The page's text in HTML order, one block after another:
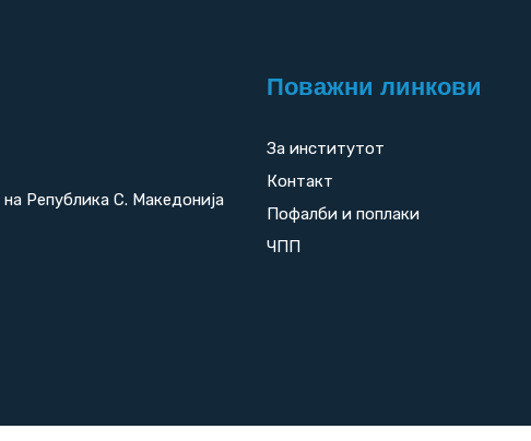
Република С. Македонија
Поважни линкови
За институтот
Контакт
Пофалби и поплаки
ЧПП